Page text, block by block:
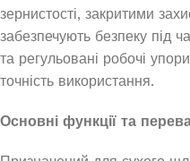
зернистості, закритими
забезпечують безпеку під
та регульовані робочі
точність використання.
Основні функції та